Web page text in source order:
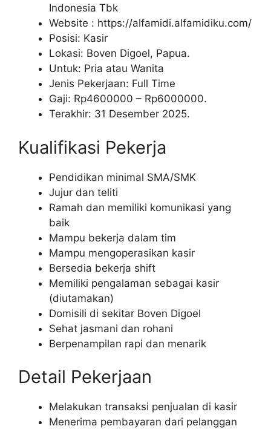
Indonesia Tbk
Website : https://alfamidi.alfamidiku.com/
Posisi: Kasir
Lokasi: Boven Digoel, Papua.
Untuk: Pria atau Wanita
Jenis Pekerjaan: Full Time
Gaji: Rp4600000 – Rp6000000.
Terakhir: 31 Desember 2025.
Kualifikasi Pekerja
Pendidikan minimal SMA/SMK
Jujur dan teliti
Ramah dan memiliki komunikasi yang
baik
Mampu bekerja dalam tim
Mampu mengoperasikan kasir
Bersedia bekerja shift
Memiliki pengalaman sebagai kasir
(diutamakan)
Domisili di sekitar Boven Digoel
Sehat jasmani dan rohani
Berpenampilan rapi dan menarik
Detail Pekerjaan
Melakukan transaksi penjualan di kasir
Menerima pembayaran dari pelanggan